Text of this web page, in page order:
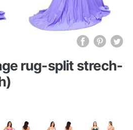
rug-split strech-